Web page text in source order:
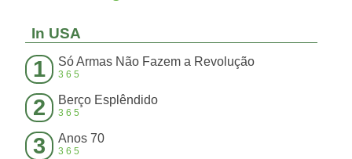
In USA
1 Só Armas Não Fazem a Revolução
365
2 Berço Esplêndido
365
3 Anos 70
365